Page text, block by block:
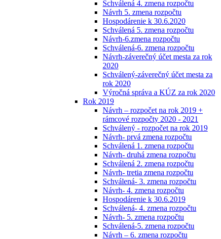
Schválená 4. zmena rozpočtu
Návrh 5. zmena rozpočtu
Hospodárenie k 30.6.2020
Schválená 5. zmena rozpočtu
Návrh-6.zmena rozpočtu
Schválená-6. zmena rozpočtu
Návrh-záverečný účet mesta za rok
2020
Schválený-záverečný účet mesta za
rok 2020
Výročná správa a KÚZ za rok 2020
Rok 2019
Návrh – rozpočet na rok 2019 +
rámcové rozpočty 2020 - 2021
Schválený - rozpočet na rok 2019
Návrh- prvá zmena rozpočtu
Schválená 1. zmena rozpočtu
Návrh- druhá zmena rozpočtu
Schválená 2. zmena rozpočtu
Návrh- tretia zmena rozpočtu
Schválená- 3. zmena rozpočtu
Návrh- 4. zmena rozpočtu
Hospodárenie k 30.6.2019
Schválená- 4. zmena rozpočtu
Návrh- 5. zmena rozpočtu
Schválená-5. zmena rozpočtu
Návrh – 6. zmena rozpočtu